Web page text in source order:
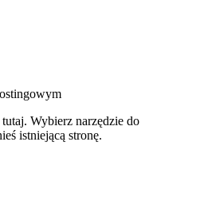
Wybierz narzędzie do
istniejącą stronę.